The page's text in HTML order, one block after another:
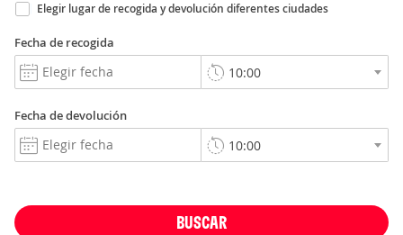
Elegir lugar de recogida y devolución diferentes ciudades
Fecha de recogida
Fecha de devolución
BUSCAR